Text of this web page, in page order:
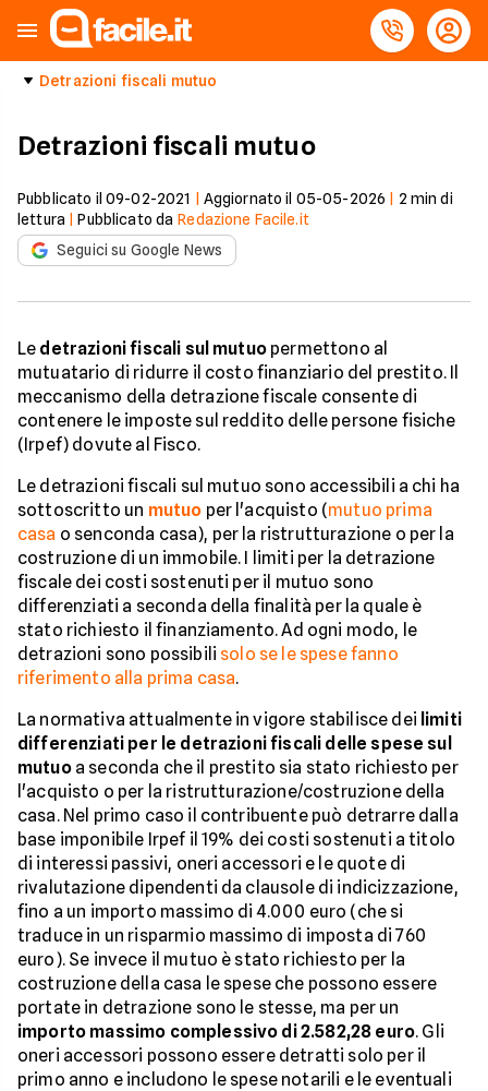
Detrazioni fiscali mutuo
Detrazioni fiscali mutuo
Pubblicato il 09-02-2021 Aggiornato il 05-05-2026 2 min di
lettura |Pubblicato da Redazione Facile.it
Seguici su Google News
Le detrazioni fiscali sul mutuopermettono al
mutuatario di ridurre il costo finanziario del prestito. Il
meccanismo della detrazione fiscale consente di
contenere le imposte sul reddito delle persone fisiche
(Irpef) dovute al Fisco.
Le detrazioni fiscali sul mutuo sono accessibili a chi ha
sottoscritto un mutuo per l'acquisto (mutuo prima
casa o senconda casa), per la ristrutturazione o per la
costruzione di un immobile. I limiti per la detrazione
fiscale dei costi sostenuti per il mutuo sono
differenziati a seconda della finalità per la quale è
stato richiesto il finanziamento. Ad ogni modo, le
detrazioni sono possibili solo se le spese fanno
riferimento alla prima casa.
La normativa attualmente in vigore stabilisce dei limiti
differenziati per le detrazioni fiscali delle spese sul
mutuoa seconda che il prestito sia stato richiesto per
l'acquisto o per la ristrutturazione/costruzione della
casa. Nel primo caso il contribuente può detrarre dalla
base imponibile Irpef il 19% dei costi sostenuti a titolo
di interessi passivi, oneri accessori e le quote di
rivalutazione dipendenti da clausole di indicizzazione,
fino a un importo massimo di 4.000 euro (che si
traduce in un risparmio massimo di imposta di 760
euro). Se invece il mutuo è stato richiesto per la
costruzione della casa le spese che possono essere
portate in detrazione sono le stesse, ma per un
importo massimo complessivo di 2.582,28 euro. Gli
oneri accessori possono essere detratti solo per il
primo anno e includono le spese notarili e le eventuali